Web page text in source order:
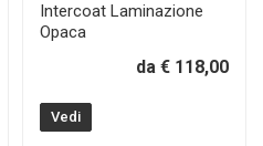
Intercoat Laminazione
Opaca
da € 118,00
Vedi